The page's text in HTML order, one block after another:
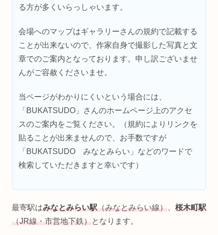
る方が多くいらっしゃいます。
会場へのマップはギャラリーさんの規約で記載する
ことが出来ないので、作家自身で撮影した写真と文
章でのご案内となっております。申し訳ございませ
んがご容赦くださいませ。
当ページがわかりにくいという場合には、
「BUKATSUDO」さんのホームページ上のアクセ
スのご案内をご覧ください。（規約によりリンクを
貼ることが出来ませんので、お手数ですが
「BUKATSUDO みなとみらい」などのワードで
検索していただきますと幸いです）
最寄駅はみなとみらい駅（みなとみらい線）
桜木町駅
（JR線・市営地下鉄）となります。